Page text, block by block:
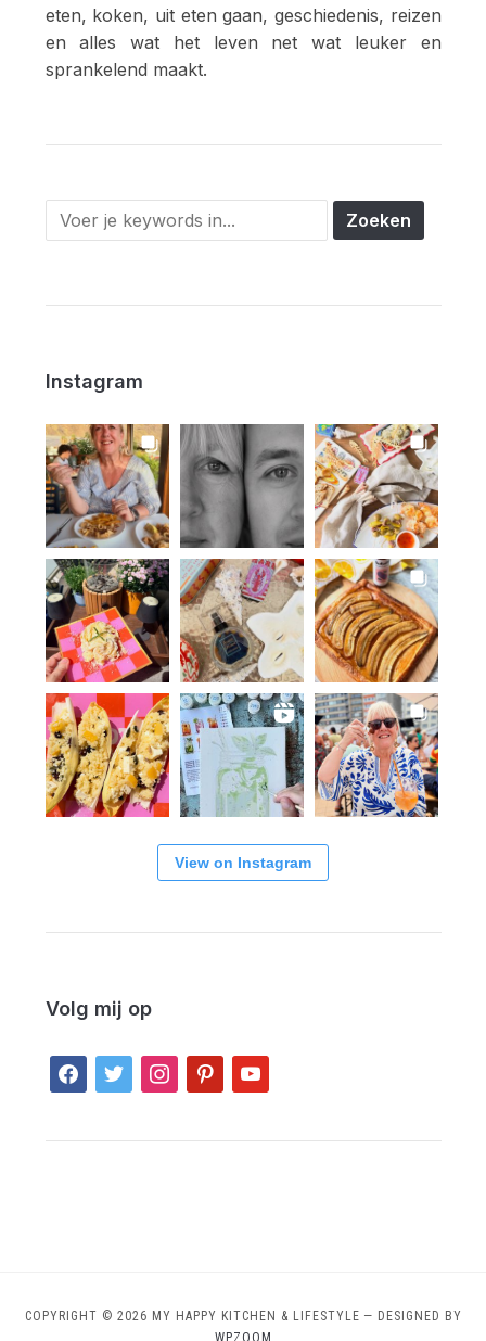
eten, koken, uit eten gaan, geschiedenis, reizen
en alles wat het leven net wat leuker en
sprankelend maakt.
Instagram
View on Instagram
Volg mij op
facebook
twitter instagrampinterestyoutube
COPYRIGHT © 2026 MY HAPPY KITCHEN & LIFESTYLE — DESIGNED BY
WPZOOM